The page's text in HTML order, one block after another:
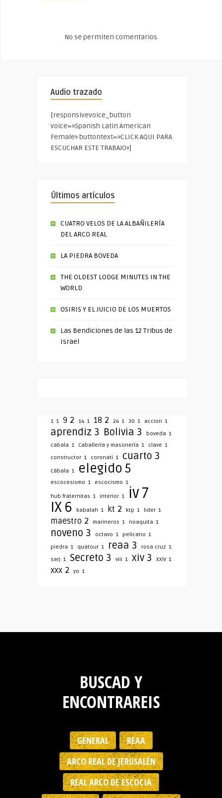
No se permiten comentarios.
Audio trazado
[responsivevoice_button
voice=»Spanish Latin American
Female» buttontext=»CLICK AQUI PARA
ESCUCHAR ESTE TRABAJO»]
Últimos artículos
CUATRO VELOS DE LA ALBAÑILERÍA
DEL ARCO REAL
LA PIEDRA BOVEDA
THE OLDEST LODGE MINUTES IN THE
WORLD
OSIRIS Y EL JUICIO DE LOS MUERTOS
Las Bendiciones de las 12 Tribus de
Israel
1 1 9 2 14 1 18 2 24 1 30 1 accion 1
aprendiz 3 Bolivia 3 boveda 1
cabala 1 Caballería y masonería 1 clave 1
constructor 1 coronati 1 cuarto 3
Cábala 1 elegido5
escocesismo 1 escocismo 1
hub fraternitas 1 interior 1 iv7
IX 6 kabalah 1 kt 2 ktp 1 lider 1
maestro 2 marineros 1 noaquita 1
noveno 3 octavo 1 pelicano 1
piedra 1 quatour 1 reaa 3 rosa cruz 1
sarj 1 Secreto 3 viii 1 xiv 3 XXIV 1
xxx 2 yo 1
BUSCAD Y
ENCONTRAREIS
GENERAL
REAA
ARCO REAL DE JERUSALÉN
REAL ARCO DE ESCOCIA